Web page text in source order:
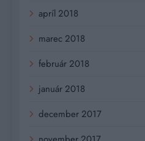
apríl 2018
marec 2018
február 2018
január 2018
december 2017